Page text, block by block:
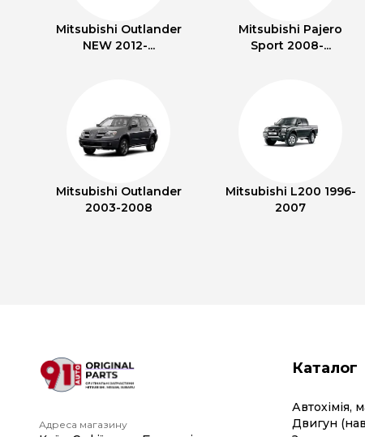
Mitsubishi Outlander
NEW 2012-...
Mitsubishi Pajero
Sport 2008-...
Mitsubishi Outlander
2003-2008
Mitsubishi L200 1996-
2007
Адреса магазину
Каталог
Автохімія,
Двигун